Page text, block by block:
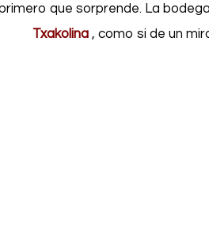
que sorprende. La
Txakolina, como si de un